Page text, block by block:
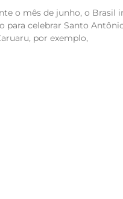
o mês de junho, o Brasil
para celebrar Santo
por exemplo,